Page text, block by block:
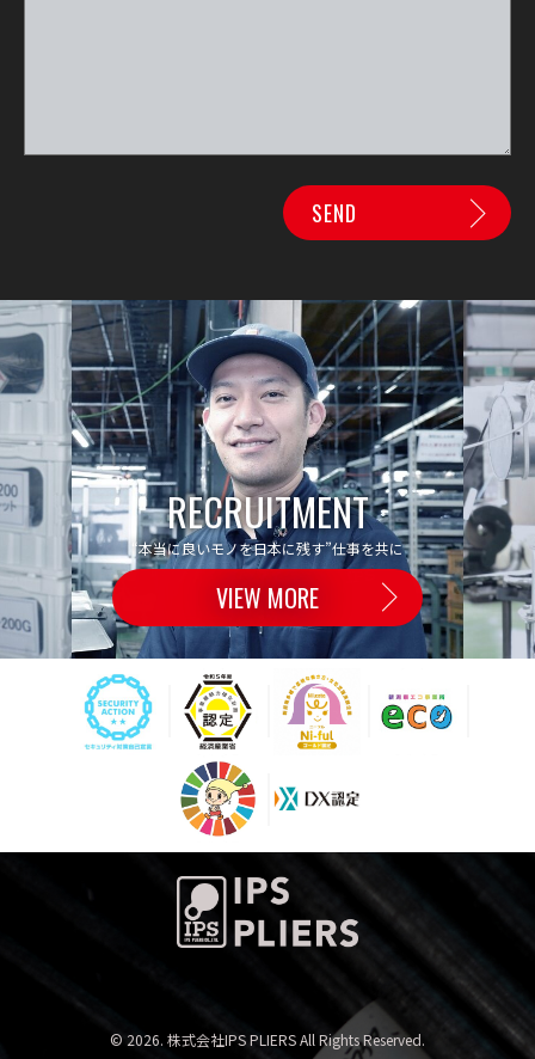
RECRUITMENT
“本当に良いモノを日本に残す”仕事を共に
VIEW MORE
© 2026. 株式会社IPS PLIERS All Rights Reserved.